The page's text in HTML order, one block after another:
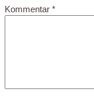
Kommentar *